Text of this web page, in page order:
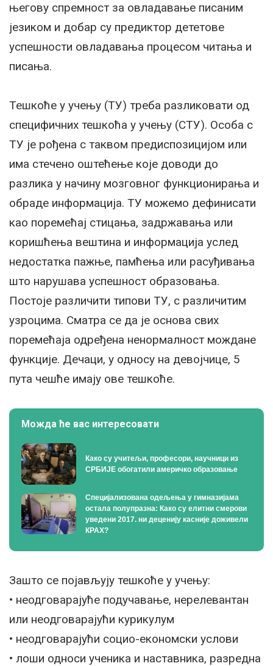
његову спремност за овладавање писаним
језиком и добар су предиктор дететове
успешности овладавања процесом читања и
писања.
Тешкоће у учењу (ТУ) треба разликовати од
специфичних тешкоћа у учењу (СТУ). Особа с
ТУ је рођена с таквом предиспозицијом или
има стечено оштећење које доводи до
разлика у начину мозговног функционирања и
обраде информација. ТУ можемо дефинисати
као поремећај стицања, задржавања или
коришћења вештина и информација услед
недостатка пажње, памћења или расуђивања
што нарушава успешност образовања.
Постоје различити типови ТУ, с различитим
узроцима. Сматра се да је основа свих
поремећаја одређена ненормалност мождане
функције. Дечаци, у односу на девојчице, 5
пута чешће имају ове тешкоће.
Можда ће вас интересовати
Како су учитељи, професори, научници из
СРБИЈЕ обогатили америчко образовање
Специјализована одељења у гимназијама
остала полупразна: Како су елитни смерови
уведени 2017. ни деценију касније доживели
КРАХ?
Зашто се појављују тешкоће у учењу:
• неодговарајуће подучавање, нерелевантан
или неодговарајући курикулум
• неодговарајући социо-економски услови
• лоши односи ученика и наставника, разредна